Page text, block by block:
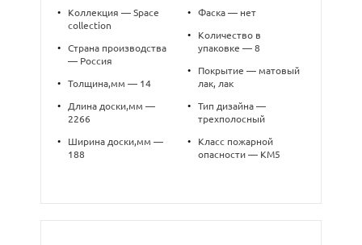
•
Коллекция — Space
collection
•
Страна производства
— Россия
• Толщина,мм — 14
•
Длина доски,мм —
2266
•
Ширина доски,мм —
188
• Фаска — нет
•
Количество в
упаковке — 8
•
Покрытие — матовый
лак, лак
•
Тип дизайна —
трехполосный
•
Класс пожарной
опасности — КМ5